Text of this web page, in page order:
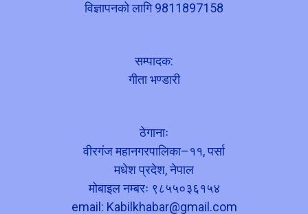
विज्ञापनको लागि 9811897158
सम्पादक:
गीता भण्डारी
ठेगानाः
वीरगंज महानगरपालिका–११, पर्सा
मधेश प्रदेश, नेपाल
मोबाइल नम्बरः ९८५५०३६१५४
email: Kabilkhabar@gmail.com